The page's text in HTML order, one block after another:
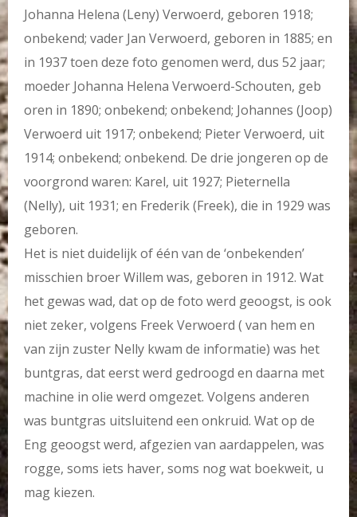
Johanna Helena (Leny) Verwoerd, geboren 1918;
onbekend; vader Jan Verwoerd, geboren in 1885; en
in 1937 toen deze foto genomen werd, dus 52 jaar;
moeder Johanna Helena Verwoerd-Schouten, geb
oren in 1890; onbekend; onbekend; Johannes (Joop)
Verwoerd uit 1917; onbekend; Pieter Verwoerd, uit
1914; onbekend; onbekend. De drie jongeren op de
voorgrond waren: Karel, uit 1927; Pieternella
(Nelly), uit 1931; en Frederik (Freek), die in 1929 was
geboren.
Het is niet duidelijk of één van de ‘onbekenden’
misschien broer Willem was, geboren in 1912. Wat
het gewas wad, dat op de foto werd geoogst, is ook
niet zeker, volgens Freek Verwoerd ( van hem en
van zijn zuster Nelly kwam de informatie) was het
buntgras, dat eerst werd gedroogd en daarna met
machine in olie werd omgezet. Volgens anderen
was buntgras uitsluitend een onkruid. Wat op de
Eng geoogst werd, afgezien van aardappelen, was
rogge, soms iets haver, soms nog wat boekweit, u
mag kiezen.